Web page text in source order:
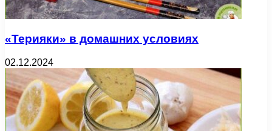
«Терияки» в домашних условиях
02.12.2024